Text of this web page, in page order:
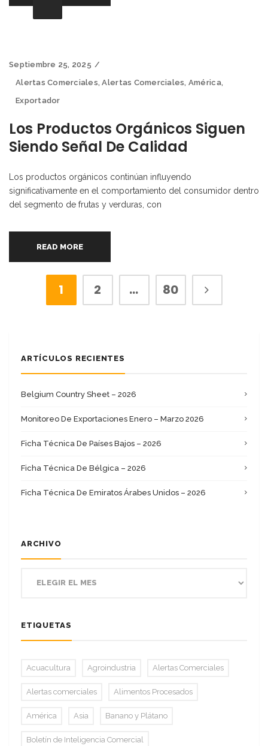
Septiembre 25, 2025
Alertas Comerciales,Alertas Comerciales, América,
Exportador
Los Productos Orgánicos Siguen
Siendo Señal De Calidad
Los productos orgánicos continúan influyendo
significativamente en el comportamiento del consumidor dentro
del segmento de frutas y verduras, con
READ MORE
1 2 … 80
ARTÍCULOS RECIENTES
Belgium Country Sheet – 2026
Monitoreo De Exportaciones Enero – Marzo 2026
Ficha Técnica De Países Bajos – 2026
Ficha Técnica De Bélgica – 2026
Ficha Técnica De Emiratos Árabes Unidos – 2026
ARCHIVO
ETIQUETAS
Acuacultura Agroindustria Alertas Comerciales
Alertas comerciales Alimentos Procesados
América Asia Banano y Plátano
Boletín de Inteligencia Comercial